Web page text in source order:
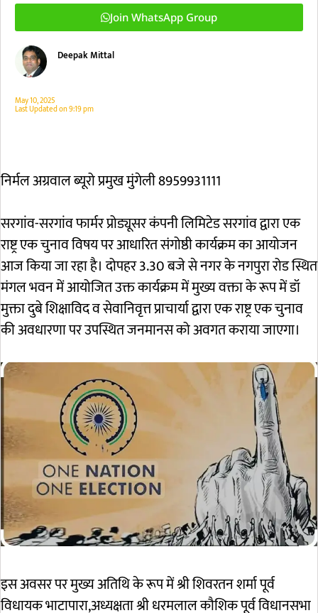
Join WhatsApp Group
Deepak Mittal
May 10, 2025
Last Updated on9:19 pm
निर्मल अग्रवाल ब्यूरो प्रमुख मुंगेली 8959931111
सरगांव-सरगांव फार्मर प्रोड्यूसर कंपनी लिमिटेड सरगांव द्वारा एक
राष्ट्र एक चुनाव विषय पर आधारित संगोष्ठी कार्यक्रम का आयोजन
आज किया जा रहा है। दोपहर 3.30 बजे से नगर के नगपुरा रोड स्थित
मंगल भवन में आयोजित उक्त कार्यक्रम में मुख्य वक्ता के रूप में डॉ
मुक्ता दुबे शिक्षाविद व सेवानिवृत्त प्राचार्या द्वारा एक राष्ट्र एक चुनाव
की अवधारणा पर उपस्थित जनमानस को अवगत कराया जाएगा।
इस अवसर पर मुख्य अतिथि के रूप में श्री शिवरतन शर्मा पूर्व
विधायक भाटापारा,अध्यक्षता श्री धरमलाल कौशिक पूर्व विधानसभा